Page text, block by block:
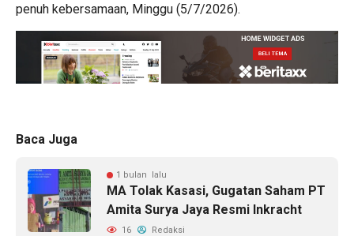
penuh kebersamaan, Minggu (5/7/2026).
Baca Juga
1 bulan lalu
MA Tolak Kasasi, Gugatan Saham PT
Amita Surya Jaya Resmi Inkracht
16 Redaksi